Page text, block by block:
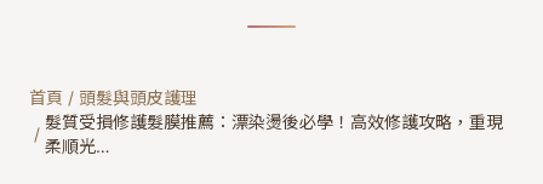
首頁 / 頭髮與頭皮護理
/
髮質受損修護髮膜推薦：漂染燙後必學！高效修護攻略，重現
柔順光…